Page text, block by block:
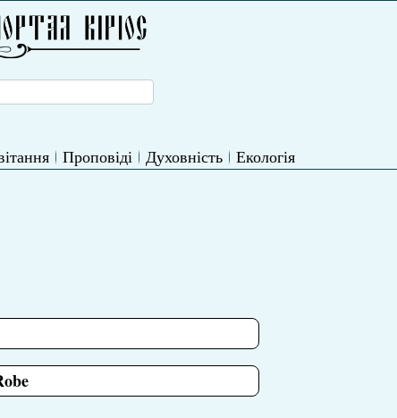
Проповіді Духовність Екологія